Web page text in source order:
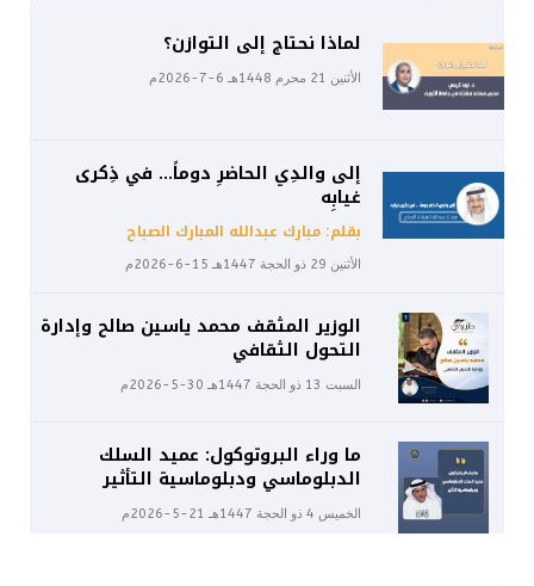
لماذا نحتاج إلى التوازن؟
الأثنين 21 محرم 1448هـ 6-7-2026م
إلى والدِي الحاضرِ دوماً… في ذِكرى
غيابِه
بقلم: مبارك عبدالله المبارك الصباح
الأثنين 29 ذو الحجة 1447هـ 15-6-2026م
الوزير المثقف محمد ياسين صالح وإدارة
التحول الثقافي
السبت 13 ذو الحجة 1447هـ 30-5-2026م
ما وراء البروتوكول: عميد السلك
الدبلوماسي ودبلوماسية التأثير
الخميس 4 ذو الحجة 1447هـ 21-5-2026م